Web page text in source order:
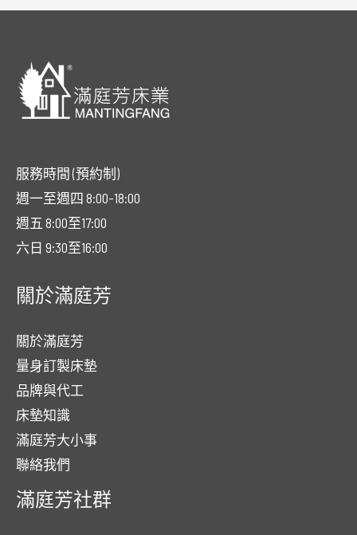
服務時間 (預約制)
週一至週四 8:00-18:00
週五 8:00至17:00
六日 9:30至16:00
關於滿庭芳
關於滿庭芳
量身訂製床墊
品牌與代工
床墊知識
滿庭芳大小事
聯絡我們
滿庭芳社群